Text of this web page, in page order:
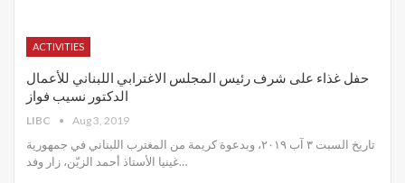
ACTIVITIES
حفل غذاء على شرف رئيس المجلس الاغترابي اللبناني للأعمال
الدكتور نسيب فواز
LIBC Aug 3, 2019
تاريخ السبت ٣ آب ٢٠١٩، وبدعوة كريمة من المغترب اللبناني في جمهورية
غينيا الأستاذ أحمد الزيّن، زار وفد…